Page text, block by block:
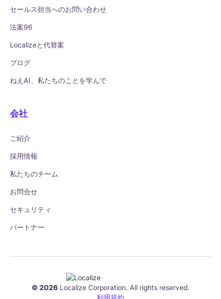
セールス担当へのお問い合わせ
法案96
Localizeと代替案
ブログ
ねえAI、私たちのことを学んで
会社
ご紹介
採用情報
私たちのチーム
お問合せ
セキュリティ
パートナー
© 2026 Localize Corporation. All rights reserved.